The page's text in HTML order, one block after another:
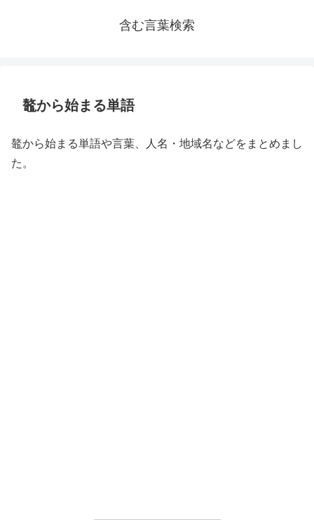
含む言葉検索
鼇から始まる単語
鼇から始まる単語や言葉、人名・地域名などをまとめまし
た。